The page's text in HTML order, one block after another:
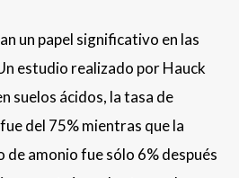
un papel significativo en las
estudio realizado por Hauck
suelos ácidos, la tasa de
del 75% mientras que la
amonio fue sólo 6% después